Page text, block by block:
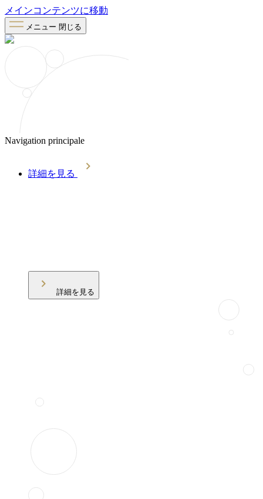
メインコンテンツに移動
メニュー 閉じる
Navigation principale
詳細を見る
詳細を見る